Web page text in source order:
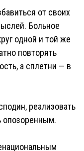
от своих
Больное
одной и той же
повторять
а сплетни — в
реализовать
опозоренным.